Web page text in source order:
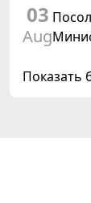
03
Aug
Показать